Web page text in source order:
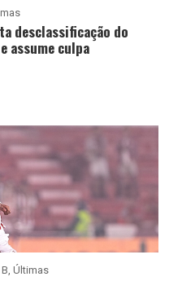
desclassificação do
assume culpa
Últimas